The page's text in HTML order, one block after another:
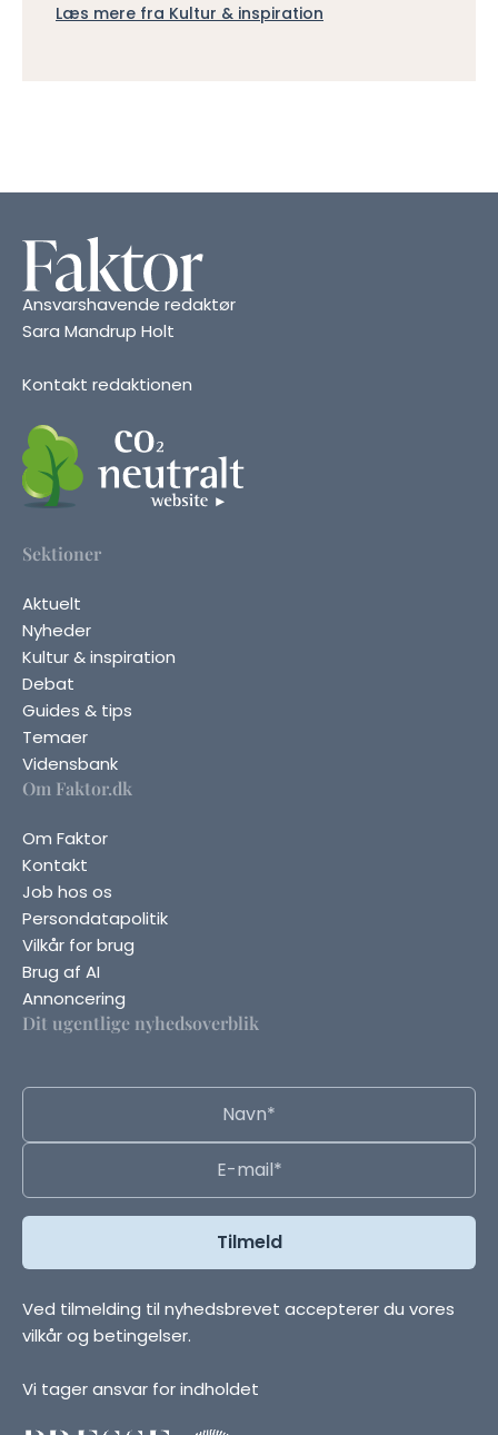
Læs mere fra Kultur & inspiration
Ansvarshavende redaktør
Sara Mandrup Holt
Kontakt redaktionen
Sektioner
Aktuelt
Nyheder
Kultur & inspiration
Debat
Guides & tips
Temaer
Vidensbank
Om Faktor.dk
Om Faktor
Kontakt
Job hos os
Persondatapolitik
Vilkår for brug
Brug af AI
Annoncering
Dit ugentlige nyhedsoverblik
Ved tilmelding til nyhedsbrevet accepterer du vores
vilkår og betingelser.
Vi tager ansvar for indholdet